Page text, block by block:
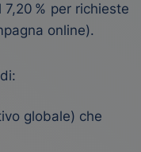
% per richieste
online).
globale) che